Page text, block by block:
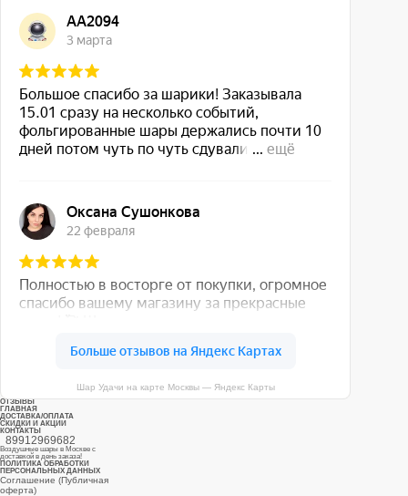
Шар Удачи на карте Москвы — Яндекс Карты
ОТЗЫВЫ
ГЛАВНАЯ
ДОСТАВКА/ОПЛАТА
СКИДКИ И АКЦИИ
КОНТАКТЫ
89912969682
Воздушные шары в Москве с
доставкой в день заказа!
ПОЛИТИКА ОБРАБОТКИ
ПЕРСОНАЛЬНЫХ ДАННЫХ
Соглашение (Публичная
оферта)